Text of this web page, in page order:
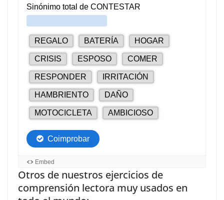
Otros de nuestros ejercicios de
comprensión lectora muy usados en